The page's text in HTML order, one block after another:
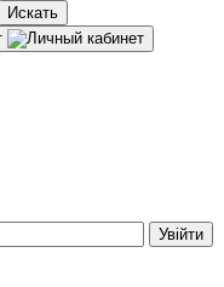
Искать
Увійти